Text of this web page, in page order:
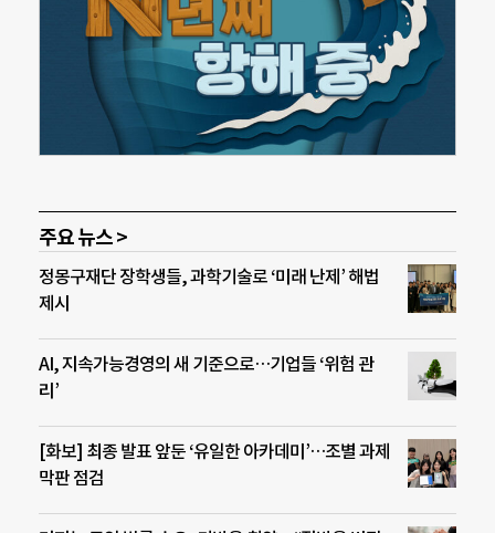
주요 뉴스 >
정몽구재단 장학생들, 과학기술로 ‘미래 난제’ 해법
제시
AI, 지속가능경영의 새 기준으로…기업들 ‘위험 관
리’
[화보] 최종 발표 앞둔 ‘유일한 아카데미’…조별 과제
막판 점검